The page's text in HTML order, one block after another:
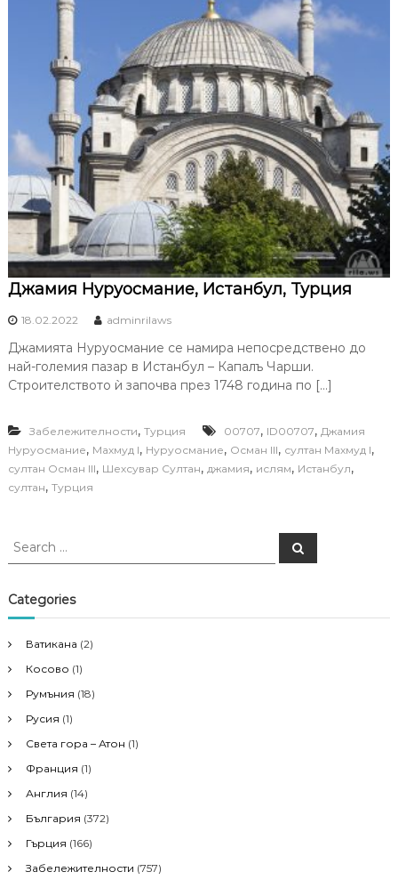
Джамия Нуруосмание, Истанбул, Турция
18.02.2022 adminrilaws
Джамията Нуруосмание се намира непосредствено до
най-големия пазар в Истанбул – Капалъ Чарши.
Строителството ѝ започва през 1748 година по […]
Забележителности, Турция 00707, ID00707, Джамия
Нуруосмание, Махмуд I, Нуруосмание, Осман III, султан Махмуд I,
султан Осман III, Шехсувар Султан, джамия, ислям, Истанбул,
султан, Турция
S
r
c
f
o
r
S
e
Categories
Ватикана (2)
Косово (1)
Румъния (18)
Русия (1)
Света гора – Атон (1)
Франция (1)
Англия (14)
България (372)
Гърция (166)
Забележителности (757)